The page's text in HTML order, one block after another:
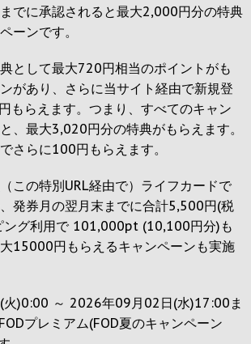
でに承認されると最大2,000円分の特典
ーンです。
として最大720円相当のポイントがも
があり、さらに当サイト経由で新規登
もらえます。つまり、すべてのキャン
、最大3,020円分の特典がもらえます。
さらに100円 もらえます。
（この特別URL経由で）ライフカードで
発券月の翌月末までに合計5,500円(税
ング利用で 101,000pt (10,100円分)も
15000円もらえるキャンペーンも実施
)0:00 ～ 2026年09月02日(水)17:00ま
プレミアム(FOD夏のキャンペーン